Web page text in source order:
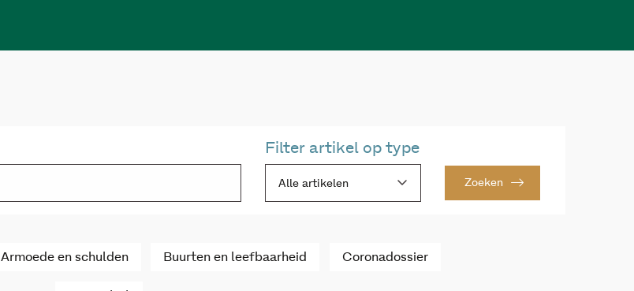
Filter artikel op type
Alle artikelen Zoeken
Armoede en schulden Buurten en leefbaarheid Coronadossier